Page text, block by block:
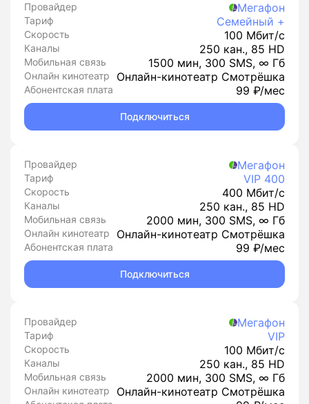
Провайдер Мегафон
Тариф Семейный +
Скорость 100 Мбит/с
Каналы 250 кан., 85 HD
Мобильная связь 1500 мин, 300 SMS, ∞ Гб
Онлайн кинотеатр Онлайн-кинотеатр Смотрёшка
Абонентская плата 99 ₽/мес
Подключиться
Провайдер Мегафон
Тариф VIP 400
Скорость 400 Мбит/с
Каналы 250 кан., 85 HD
Мобильная связь 2000 мин, 300 SMS, ∞ Гб
Онлайн кинотеатр Онлайн-кинотеатр Смотрёшка
Абонентская плата 99 ₽/мес
Подключиться
Провайдер Мегафон
Тариф VIP
Скорость 100 Мбит/с
Каналы 250 кан., 85 HD
Мобильная связь 2000 мин, 300 SMS, ∞ Гб
Онлайн кинотеатр Онлайн-кинотеатр Смотрёшка